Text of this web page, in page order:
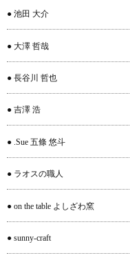
● 池田 大介
● 大澤 哲哉
● 長谷川 哲也
● 吉澤 浩
● .Sue 五條 悠斗
● ラオスの職人
● on the table よしざわ窯
● sunny-craft